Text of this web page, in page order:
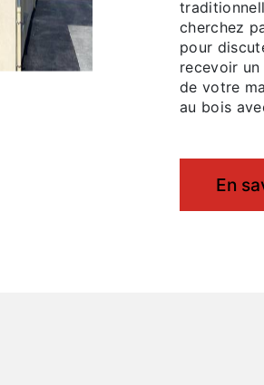
cherchez
pour
recevoir
de votre
au bois
En